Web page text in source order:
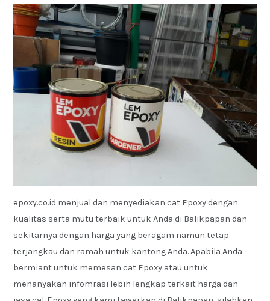
epoxy.co.id menjual dan menyediakan cat Epoxy dengan
kualitas serta mutu terbaik untuk Anda di Balikpapan dan
sekitarnya dengan harga yang beragam namun tetap
terjangkau dan ramah untuk kantong Anda. Apabila Anda
bermiant untuk memesan cat Epoxy atau untuk
menanyakan infomrasi lebih lengkap terkait harga dan